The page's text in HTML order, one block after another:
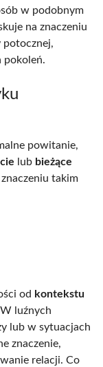
w podobnym
na znaczeniu
potocznej,
pokoleń.
powitanie,
lub bieżące
takim
od kontekstu
luźnych
lub w sytuacjach
znaczenie,
relacji. Co